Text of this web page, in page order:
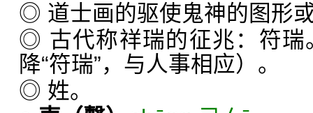
◎ 道士画的驱使鬼神的图形
◎ 古代称祥瑞的征兆：符瑞
降“符瑞”，与人事相应）。
◎ 姓。